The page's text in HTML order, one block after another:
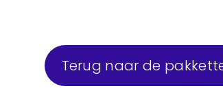
Terug naar de